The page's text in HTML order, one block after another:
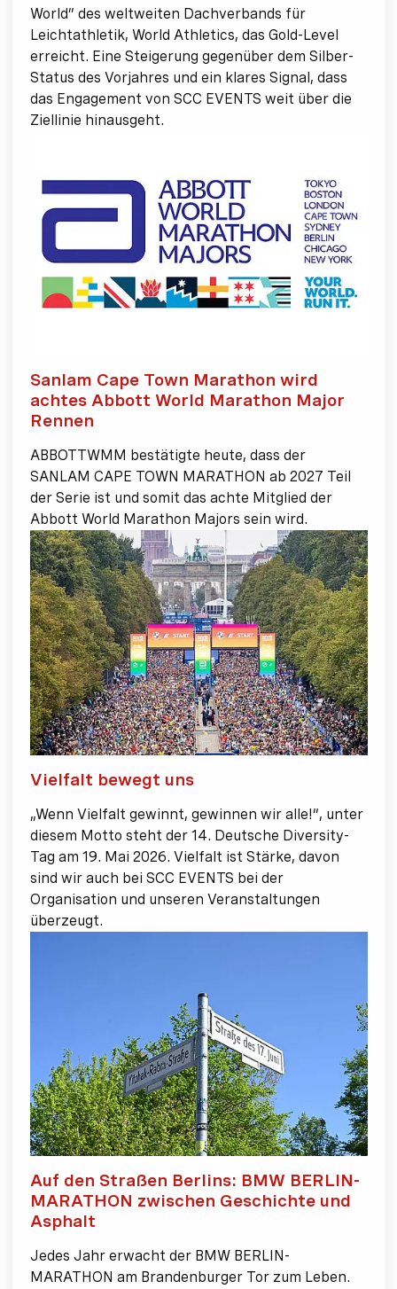
World” des weltweiten Dachverbands für
Leichtathletik, World Athletics, das Gold-Level
erreicht. Eine Steigerung gegenüber dem Silber-
Status des Vorjahres und ein klares Signal, dass
das Engagement von SCC EVENTS weit über die
Ziellinie hinausgeht.
Sanlam Cape Town Marathon wird
achtes Abbott World Marathon Major
Rennen
ABBOTTWMM bestätigte heute, dass der
SANLAM CAPE TOWN MARATHON ab 2027 Teil
der Serie ist und somit das achte Mitglied der
Abbott World Marathon Majors sein wird.
Vielfalt bewegt uns
„Wenn Vielfalt gewinnt, gewinnen wir alle!“, unter
diesem Motto steht der 14. Deutsche Diversity-
Tag am 19. Mai 2026. Vielfalt ist Stärke, davon
sind wir auch bei SCC EVENTS bei der
Organisation und unseren Veranstaltungen
überzeugt.
Auf den Straßen Berlins: BMW BERLIN-
MARATHON zwischen Geschichte und
Asphalt
Jedes Jahr erwacht der BMW BERLIN-
MARATHON am Brandenburger Tor zum Leben.